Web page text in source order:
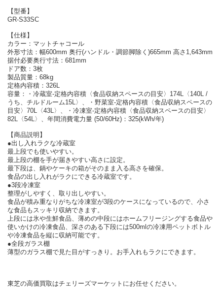
【型番】
GR-S33SC
【仕様】
カラー：マットチャコール
外形寸法：幅600mm 奥行(ハンドル・調節脚除く)665mm 高さ1,643mm
据付必要奥行寸法：681mm
ドア数：3枚
製品質量：68kg
定格内容積：326L
容量：・冷蔵室-定格内容積〈食品収納スペースの目安〉174L〈140L /
うち、チルドルーム15L〉、・野菜室-定格内容積〈食品収納スペースの
目安〉70L〈43L〉、・冷凍室-定格内容積〈食品収納スペースの目安〉
82L〈54L〉、年間消費電力量 (50/60Hz)：325(kWh/年)
【商品説明】
●出し入れラクな冷蔵室
最上段でも使いやすい。
最上段の棚を手が届きやすい高さに設定。
最下段は、鍋やケーキの箱がそのまま入る高さを確保。
食品の出し入れがラクにできる冷蔵室です。
●3段冷凍室
整理がしやすく、取り出しやすい。
食品が積み重なりがちな冷凍室が3段のケースになっているので、小さ
な食品もスッキリ収納できます。
上段には氷や生鮮食品、薄めの中段にはホームフリージングする食品や
使いかけの冷凍食品、深さのある下段には500mlの冷凍用ペットボトル
や冷凍食品を縦に収納可能です。
●全段ガラス棚
薄型のガラス棚で見た目がすっきり。お手入れもラクにできます。
東芝の高価買取はチェリーズマーケットにお任せください。